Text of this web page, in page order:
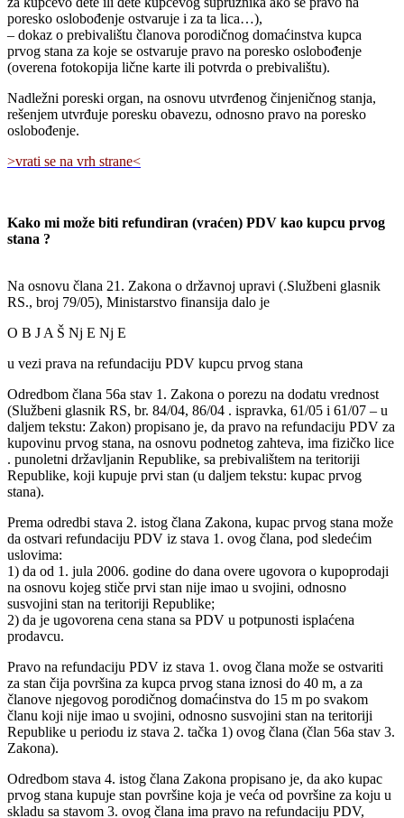
poresko oslobođenje ostvaruje i za ta lica…),
– dokaz o prebivalištu članova porodičnog domaćinstva kupca
prvog stana za koje se ostvaruje pravo na poresko oslobođenje
(overena fotokopija lične karte ili potvrda o prebivalištu).
Nadležni poreski organ, na osnovu utvrđenog činjeničnog stanja,
rešenjem utvrđuje poresku obavezu, odnosno pravo na poresko
oslobođenje.
>vrati se na vrh strane<
Kako mi može biti refundiran (vraćen) PDV kao kupcu prvog
stana ?
Na osnovu člana 21. Zakona o državnoj upravi (.Službeni glasnik
RS., broj 79/05), Ministarstvo finansija dalo je
O B J A Š Nj E Nj E
u vezi prava na refundaciju PDV kupcu prvog stana
Odredbom člana 56a stav 1. Zakona o porezu na dodatu vrednost
(Službeni glasnik RS, br. 84/04, 86/04 . ispravka, 61/05 i 61/07 – u
daljem tekstu: Zakon) propisano je, da pravo na refundaciju PDV za
kupovinu prvog stana, na osnovu podnetog zahteva, ima fizičko lice
. punoletni državljanin Republike, sa prebivalištem na teritoriji
Republike, koji kupuje prvi stan (u daljem tekstu: kupac prvog
stana).
Prema odredbi stava 2. istog člana Zakona, kupac prvog stana može
da ostvari refundaciju PDV iz stava 1. ovog člana, pod sledećim
uslovima:
1) da od 1. jula 2006. godine do dana overe ugovora o kupoprodaji
na osnovu kojeg stiče prvi stan nije imao u svojini, odnosno
susvojini stan na teritoriji Republike;
2) da je ugovorena cena stana sa PDV u potpunosti isplaćena
prodavcu.
Pravo na refundaciju PDV iz stava 1. ovog člana može se ostvariti
za stan čija površina za kupca prvog stana iznosi do 40 m, a za
članove njegovog porodičnog domaćinstva do 15 m po svakom
članu koji nije imao u svojini, odnosno susvojini stan na teritoriji
Republike u periodu iz stava 2. tačka 1) ovog člana (član 56a stav 3.
Zakona).
Odredbom stava 4. istog člana Zakona propisano je, da ako kupac
prvog stana kupuje stan površine koja je veća od površine za koju u
skladu sa stavom 3. ovog člana ima pravo na refundaciju PDV,